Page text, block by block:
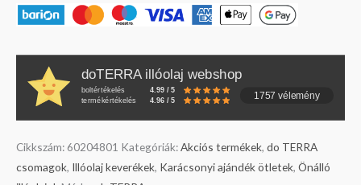
doTERRA illóolaj webshop
boltértékelés 4.99 / 5
termékértékelés 4.96 / 5 1757 vélemény
Cikkszám: 60204801 Kategóriák:Akciós termékek, do TERRA
csomagok, Illóolaj keverékek, Karácsonyi ajándék ötletek, Önálló